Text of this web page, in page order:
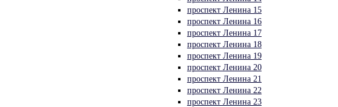
проспект Ленина 15
проспект Ленина 16
проспект Ленина 17
проспект Ленина 18
проспект Ленина 19
проспект Ленина 20
проспект Ленина 21
проспект Ленина 22
проспект Ленина 23